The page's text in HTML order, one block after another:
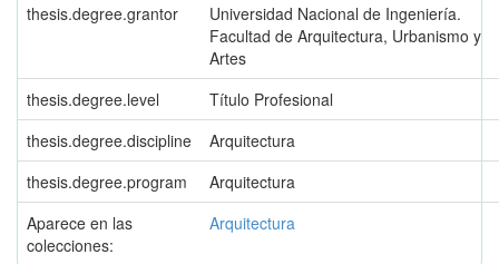
thesis.degree.grantor
Universidad Nacional de Ingeniería.
Facultad de Arquitectura, Urbanismo y
Artes
thesis.degree.level
Título Profesional
thesis.degree.discipline
Arquitectura
thesis.degree.program
Arquitectura
Aparece en las
colecciones:
Arquitectura